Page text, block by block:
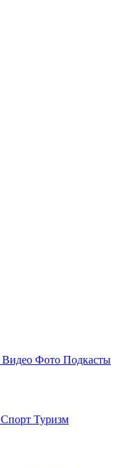
Видео Фото Подкасты
Спорт Туризм